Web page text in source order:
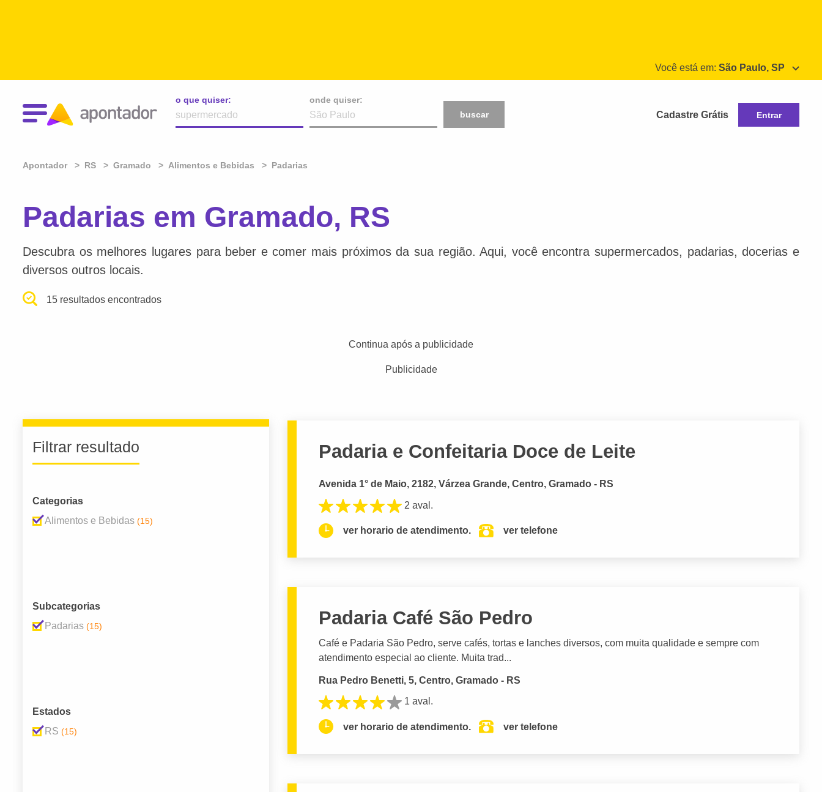
Você está em: São Paulo, SP
o que quiser:
onde quiser:
buscar
Cadastre Grátis Entrar
Apontador RS Gramado Alimentos e Bebidas Padarias
Padarias em Gramado, RS
Descubra os melhores lugares para beber e comer mais próximos da sua região. Aqui, você encontra supermercados, padarias, docerias e
diversos outros locais.
15 resultados encontrados
Continua após a publicidade
Publicidade
Filtrar resultado
Categorias
Alimentos e Bebidas (15)
Subcategorias
Padarias (15)
Estados
RS (15)
Padaria e Confeitaria Doce de Leite
Avenida 1° de Maio, 2182, Várzea Grande, Centro, Gramado - RS
2 aval.
ver horario de atendimento. ver telefone
Padaria Café São Pedro
Café e Padaria São Pedro, serve cafés, tortas e lanches diversos, com muita qualidade e sempre com
atendimento especial ao cliente. Muita trad...
Rua Pedro Benetti, 5, Centro, Gramado - RS
1 aval.
ver horario de atendimento. ver telefone